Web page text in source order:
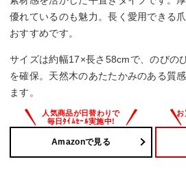
優れているのも魅力。長く愛用できる
おすすめです。
サイズは約幅17×長さ58cmで、のびの
を確保。天然木のあたたかみのある質
ます。
Amazonで見る